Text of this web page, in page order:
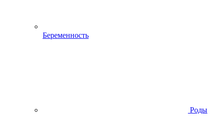
Беременность
Роды